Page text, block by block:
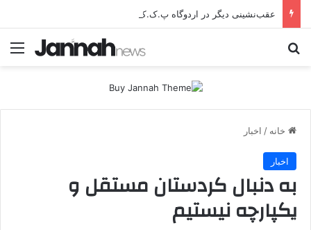
خانه / اخبار
اخبار
به دنبال کردستان مستقل و
یکپارچه نیستیم